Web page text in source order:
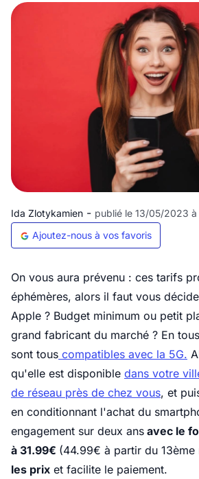
Ida Zlotykamien - publié le 13/05/2023 à
Ajoutez-nous à vos favoris
On vous aura prévenu : ces tarifs
éphémères, alors il faut vous
Apple ? Budget minimum ou petit
grand fabricant du marché ? En
sont tous compatibles avec la 5G.
qu'elle est disponible dans votre
de réseau près de chez vous, et
en conditionnant l'achat du
engagement sur deux ans avec le
à 31.99€ (44.99€ à partir du 13ème
les prix et facilite le paiement.